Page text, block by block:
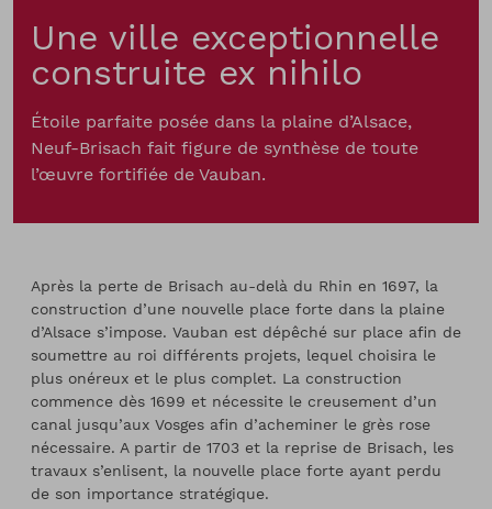
Une ville exceptionnelle
construite ex nihilo
Étoile parfaite posée dans la plaine d’Alsace,
Neuf-Brisach fait figure de synthèse de toute
l’œuvre fortifiée de Vauban.
Après la perte de Brisach au-delà du Rhin en 1697, la
construction d’une nouvelle place forte dans la plaine
d’Alsace s’impose. Vauban est dépêché sur place afin de
soumettre au roi différents projets, lequel choisira le
plus onéreux et le plus complet. La construction
commence dès 1699 et nécessite le creusement d’un
canal jusqu’aux Vosges afin d’acheminer le grès rose
nécessaire. A partir de 1703 et la reprise de Brisach, les
travaux s’enlisent, la nouvelle place forte ayant perdu
de son importance stratégique.